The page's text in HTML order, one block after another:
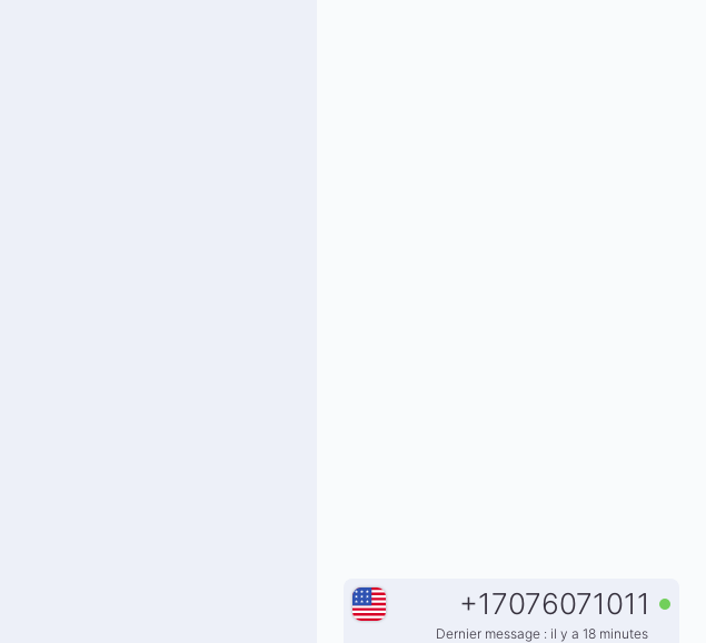
+17076071011
Dernier message : il y a 18 minutes